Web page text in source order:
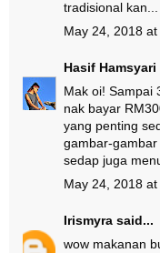
tradisional kan...
May 24, 2018 at
Hasif Hamsyari
Mak oi! Sampai
nak bayar
yang penting
gambar-
sedap juga
May 24, 2018 at
Irismyra said...
wow makanan